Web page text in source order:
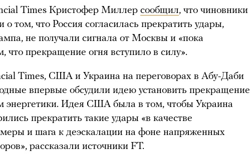
Times Кристофер Миллер сообщил, что чиновники
о том, что Россия согласилась прекратить удары,
не получали сигнала от Москвы и «пока
что прекращение огня вступило в силу».
Times, США и Украина на переговорах в Абу-Даби
впервые обсудили идею установить прекращение
энергетики. Идея США была в том, чтобы Украина
прекратить такие удары «в качестве
меры и шага к деэскалации на фоне напряженных
рассказали источники FT.